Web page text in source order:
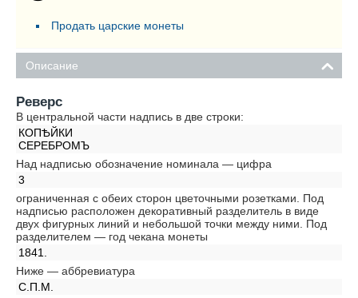
Продать царские монеты
Описание
Реверс
В центральной части надпись в две строки:
КОПѢЙКИ
СЕРЕБРОМЪ
Над надписью обозначение номинала — цифра
3
ограниченная с обеих сторон цветочными розетками. Под
надписью расположен декоративный разделитель в виде
двух фигурных линий и небольшой точки между ними. Под
разделителем — год чекана монеты
1841.
Ниже — аббревиатура
С.П.М.